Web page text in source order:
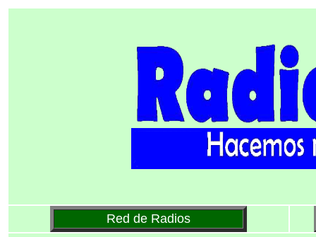
Red de Radios